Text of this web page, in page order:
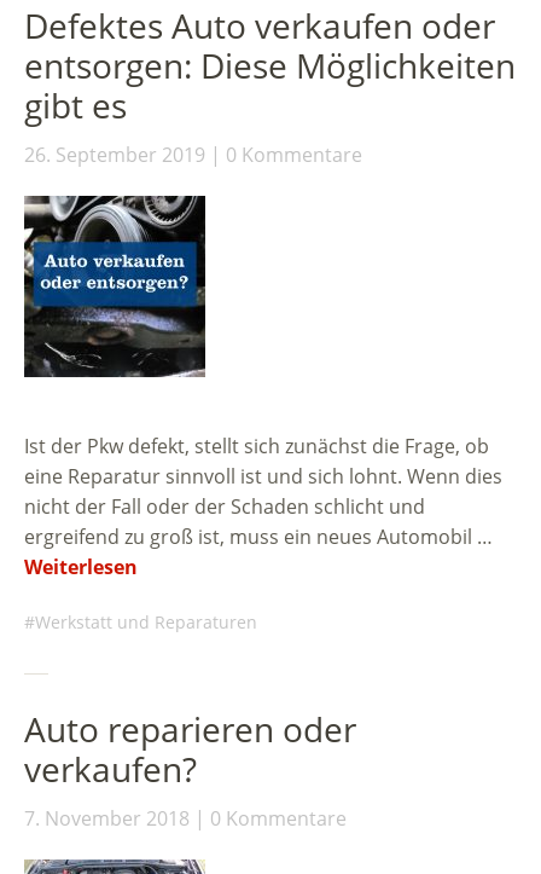
Defektes Auto verkaufen oder
entsorgen: Diese Möglichkeiten
gibt es
26. September 2019 0 Kommentare
Ist der Pkw defekt, stellt sich zunächst die Frage, ob
eine Reparatur sinnvoll ist und sich lohnt. Wenn dies
nicht der Fall oder der Schaden schlicht und
ergreifend zu groß ist, muss ein neues Automobil …
Weiterlesen
Werkstatt und Reparaturen
Auto reparieren oder
verkaufen?
7. November 2018 0 Kommentare